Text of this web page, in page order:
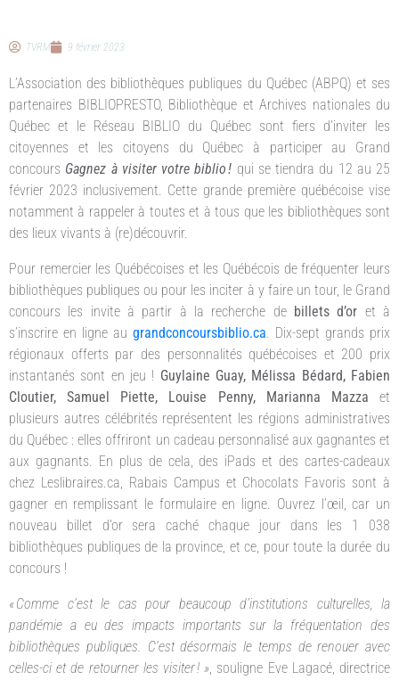
TVRM 9 février 2023
L’Association des bibliothèques publiques du Québec (ABPQ) et ses
partenaires BIBLIOPRESTO, Bibliothèque et Archives nationales du
Québec et le Réseau BIBLIO du Québec sont fiers d’inviter les
citoyennes et les citoyens du Québec à participer au Grand
concours Gagnez à visiter votre biblio ! qui se tiendra du 12 au 25
février 2023 inclusivement. Cette grande première québécoise vise
notamment à rappeler à toutes et à tous que les bibliothèques sont
des lieux vivants à (re)découvrir.
Pour remercier les Québécoises et les Québécois de fréquenter leurs
bibliothèques publiques ou pour les inciter à y faire un tour, le Grand
concours les invite à partir à la recherche de billets d’or et à
s’inscrire en ligne au grandconcoursbiblio.ca. Dix-sept grands prix
régionaux offerts par des personnalités québécoises et 200 prix
instantanés sont en jeu ! Guylaine Guay, Mélissa Bédard, Fabien
Cloutier, Samuel Piette, Louise Penny, Marianna Mazza et
plusieurs autres célébrités représentent les régions administratives
du Québec : elles offriront un cadeau personnalisé aux gagnantes et
aux gagnants. En plus de cela, des iPads et des cartes-cadeaux
chez Leslibraires.ca, Rabais Campus et Chocolats Favoris sont à
gagner en remplissant le formulaire en ligne. Ouvrez l’œil, car un
nouveau billet d’or sera caché chaque jour dans les 1 038
bibliothèques publiques de la province, et ce, pour toute la durée du
concours !
« Comme c’est le cas pour beaucoup d’institutions culturelles, la
pandémie a eu des impacts importants sur la fréquentation des
bibliothèques publiques. C’est désormais le temps de renouer avec
celles-ci et de retourner les visiter ! », souligne Eve Lagacé, directrice